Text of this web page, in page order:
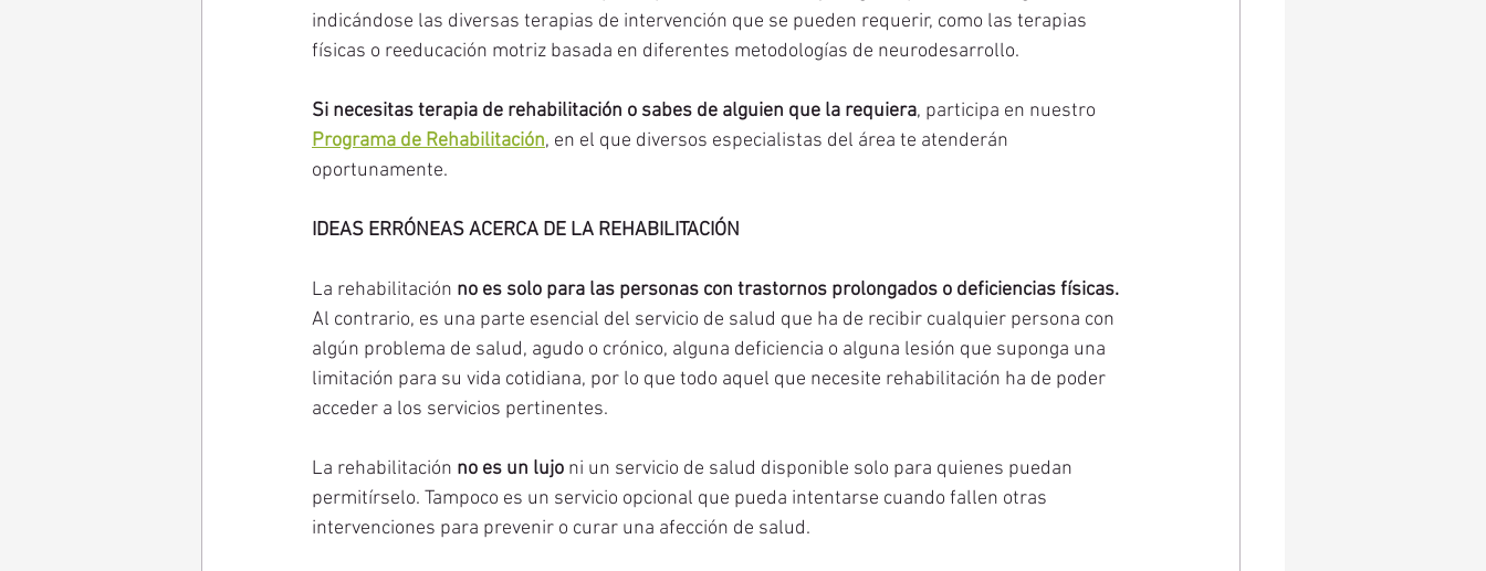
indicándose las diversas terapias de intervención que se pueden requerir, como las terapias
físicas o reeducación motriz basada en diferentes metodologías de neurodesarrollo.
Si necesitas terapia de rehabilitación o sabes de alguien que la requiera, participa en nuestro
Programa de Rehabilitación, en el que diversos especialistas del área te atenderán
oportunamente.
IDEAS ERRÓNEAS ACERCA DE LA REHABILITACIÓN
La rehabilitación no es solo para las personas con trastornos prolongados o deficiencias físicas.
Al contrario, es una parte esencial del servicio de salud que ha de recibir cualquier persona con
algún problema de salud, agudo o crónico, alguna deficiencia o alguna lesión que suponga una
limitación para su vida cotidiana, por lo que todo aquel que necesite rehabilitación ha de poder
acceder a los servicios pertinentes.
La rehabilitación no es un lujo ni un servicio de salud disponible solo para quienes puedan
permitírselo. Tampoco es un servicio opcional que pueda intentarse cuando fallen otras
intervenciones para prevenir o curar una afección de salud.